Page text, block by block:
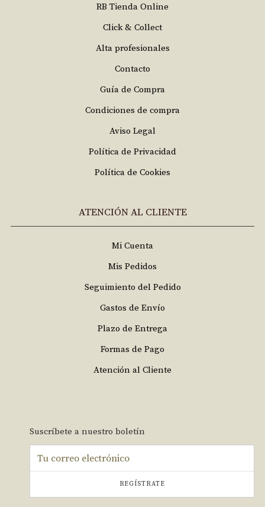
RB Tienda Online
Click & Collect
Alta profesionales
Contacto
Guía de Compra
Condiciones de compra
Aviso Legal
Política de Privacidad
Política de Cookies
ATENCIÓN AL CLIENTE
Mi Cuenta
Mis Pedidos
Seguimiento del Pedido
Gastos de Envío
Plazo de Entrega
Formas de Pago
Atención al Cliente
Suscríbete a nuestro boletín
REGÍSTRATE